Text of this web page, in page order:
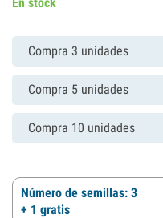
Compra 3 unidades
Compra 5 unidades
Compra 10 unidades
Número de semillas: 3
+ 1 gratis